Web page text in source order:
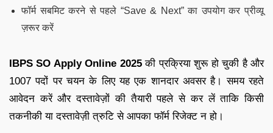
फॉर्म सबमिट करने से पहले “Save & Next” का उपयोग कर प्रीव्यू
ज़रूर करें
IBPS SO Apply Online 2025की प्रक्रिया शुरू हो चुकी है और
1007 पदों पर चयन के लिए यह एक शानदार अवसर है। समय रहते
आवेदन करें और दस्तावेज़ों की तैयारी पहले से कर लें ताकि किसी
तकनीकी या दस्तावेज़ी त्रुटि से आपका फॉर्म रिजेक्ट न हो।